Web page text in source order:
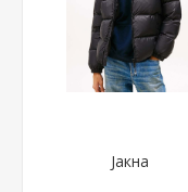
Јакна